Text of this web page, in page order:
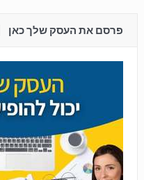
פרסם את העסק שלך כאן